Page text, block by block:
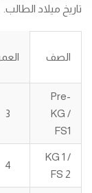
تاريخ ميلاد الطالب.
الصف
Pre-
KG /
FS1
3
KG 1 /
FS 2
4